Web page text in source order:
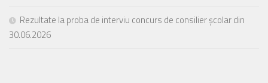
Rezultate la proba de interviu concurs de consilier școlar din
30.06.2026